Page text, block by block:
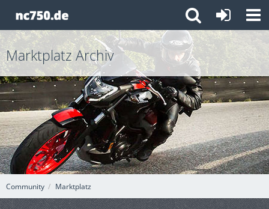
Community Marktplatz
Marktplatz Archiv